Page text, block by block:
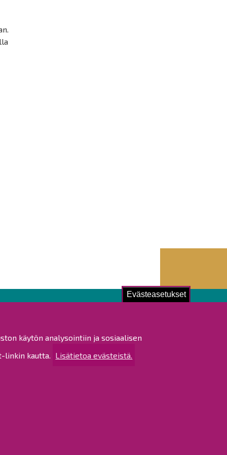
Evästeasetukset
käytön analysointiin ja sosiaalisen
linkin kautta.
Lisätietoa evästeistä.
ja pöytäkirjat